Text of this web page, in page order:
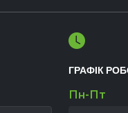
ГРАФІК
Пн-Пт